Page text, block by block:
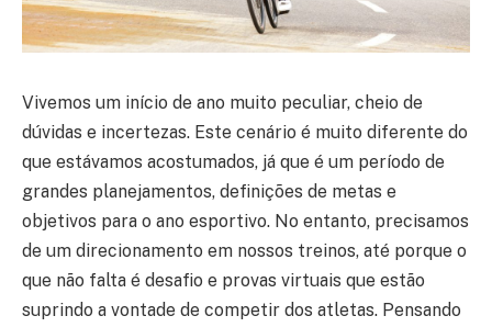
Vivemos um início de ano muito peculiar, cheio de
dúvidas e incertezas. Este cenário é muito diferente do
que estávamos acostumados, já que é um período de
grandes planejamentos, definições de metas e
objetivos para o ano esportivo. No entanto, precisamos
de um direcionamento em nossos treinos, até porque o
que não falta é desafio e provas virtuais que estão
suprindo a vontade de competir dos atletas. Pensando